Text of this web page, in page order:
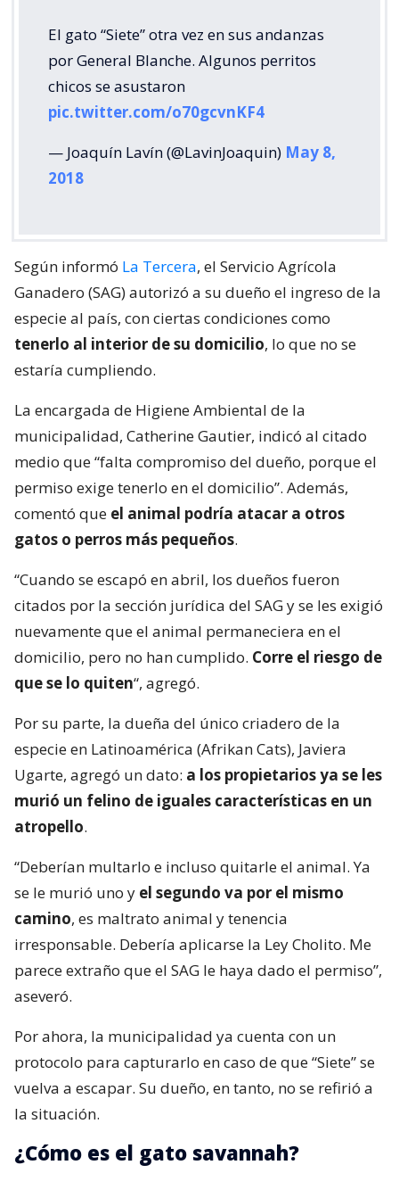
El gato “Siete” otra vez en sus andanzas
por General Blanche. Algunos perritos
chicos se asustaron
pic.twitter.com/o70gcvnKF4
— Joaquín Lavín (@LavinJoaquin) May 8,
2018
Según informó La Tercera, el Servicio Agrícola
Ganadero (SAG) autorizó a su dueño el ingreso de la
especie al país, con ciertas condiciones como
tenerlo al interior de su domicilio, lo que no se
estaría cumpliendo.
La encargada de Higiene Ambiental de la
municipalidad, Catherine Gautier, indicó al citado
medio que “falta compromiso del dueño, porque el
permiso exige tenerlo en el domicilio”. Además,
comentó que el animal podría atacar a otros
gatos o perros más pequeños.
“Cuando se escapó en abril, los dueños fueron
citados por la sección jurídica del SAG y se les exigió
nuevamente que el animal permaneciera en el
domicilio, pero no han cumplido. Corre el riesgo de
que se lo quiten“, agregó.
Por su parte, la dueña del único criadero de la
especie en Latinoamérica (Afrikan Cats), Javiera
Ugarte, agregó un dato: a los propietarios ya se les
murió un felino de iguales características en un
atropello.
“Deberían multarlo e incluso quitarle el animal. Ya
se le murió uno y el segundo va por el mismo
camino, es maltrato animal y tenencia
irresponsable. Debería aplicarse la Ley Cholito. Me
parece extraño que el SAG le haya dado el permiso”,
aseveró.
Por ahora, la municipalidad ya cuenta con un
protocolo para capturarlo en caso de que “Siete” se
vuelva a escapar. Su dueño, en tanto, no se refirió a
la situación.
¿Cómo es el gato savannah?